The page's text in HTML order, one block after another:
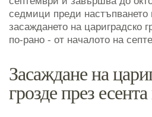
седмици преди
засаждането на цариградско
по-рано - от началото на
Засаждане на
грозде през